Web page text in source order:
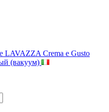
LAVAZZA Crema e Gusto
(вакуум)